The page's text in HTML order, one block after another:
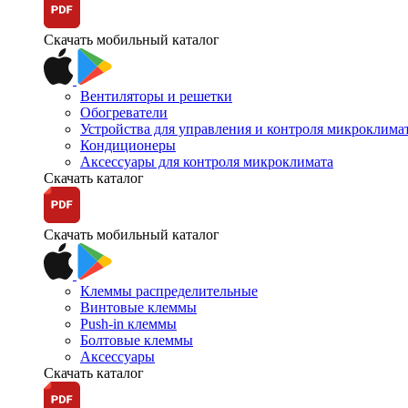
Скачать мобильный каталог
Вентиляторы и решетки
Обогреватели
Устройства для управления и контроля
Кондиционеры
Аксессуары для контроля микроклимата
Скачать каталог
Скачать мобильный каталог
Клеммы распределительные
Винтовые клеммы
Push-in клеммы
Болтовые клеммы
Аксессуары
Скачать каталог